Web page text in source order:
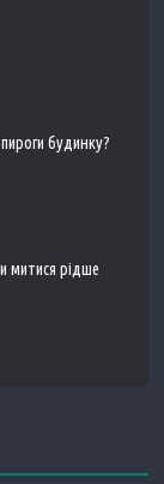
будинку?
митися рідше